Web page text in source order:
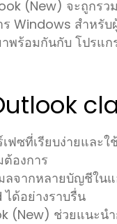
(New) จะถูกร
Windows สำหรับ
พร้อมกันกับ โปรแ
ซที่เรียบง่ายและใ
องการ
จากหลายบัญชีในแ
ด้อย่างราบรื่น
(New) ช่วยแนะน